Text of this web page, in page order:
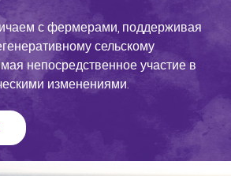
с фермерами, поддерживая
сельскому
непосредственное участие в
изменениями.